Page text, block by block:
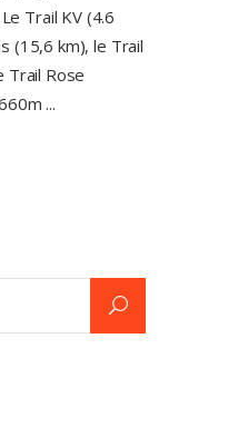
Trail KV (4.6
(15,6 km), le Trail
Trail Rose